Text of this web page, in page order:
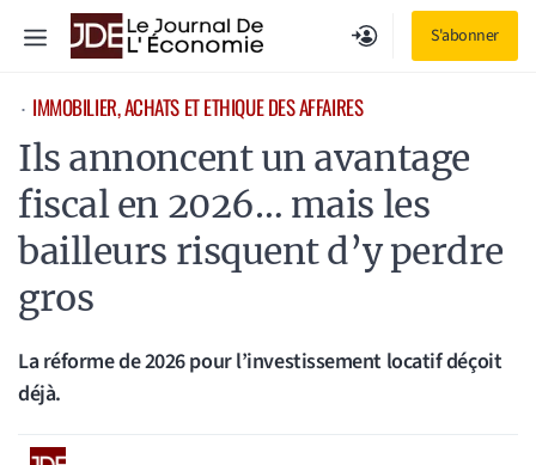
S'abonner
Menu
⋅ IMMOBILIER, ACHATS ET ETHIQUE DES AFFAIRES
Ils annoncent un avantage
fiscal en 2026… mais les
bailleurs risquent d’y perdre
gros
La réforme de 2026 pour l’investissement locatif déçoit
déjà.